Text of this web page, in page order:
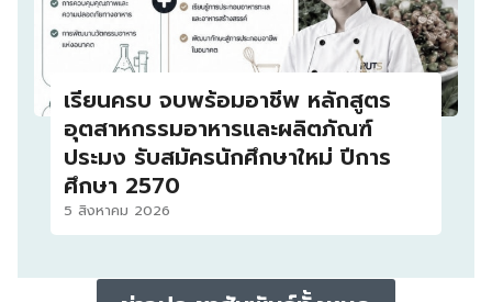
เรียนครบ จบพร้อมอาชีพ หลักสูตร
อุตสาหกรรมอาหารและผลิตภัณฑ์
ประมง รับสมัครนักศึกษาใหม่ ปีการ
ศึกษา 2570
5 สิงหาคม 2026